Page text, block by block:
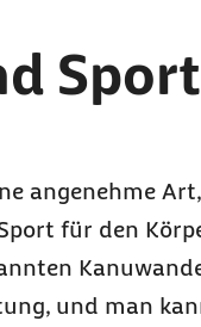
angenehme
für den
und man